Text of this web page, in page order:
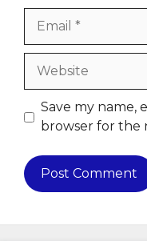
Website
Save my name,
browser for the